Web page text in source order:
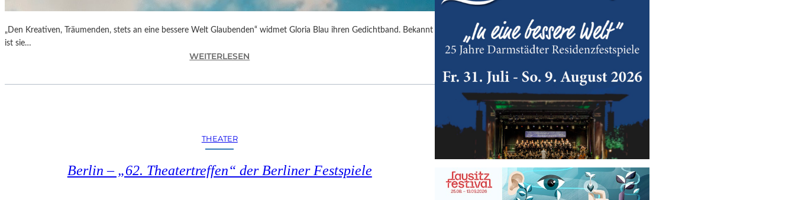
„Den Kreativen, Träumenden, stets an eine bessere Welt Glaubenden“ widmet Gloria Blau ihren Gedichtband. Bekannt
ist sie…
WEITERLESEN
L
A
THEATER
Berlin – „62. Theatertreffen“ der Berliner Festspiele